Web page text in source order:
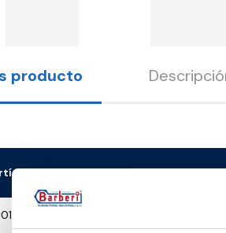
producto
Medida